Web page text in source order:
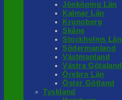
Jönköping Län
Kalmar Län
Kronoberg
Skåne
Stockholms Län
Södermanland
Västmanland
Västra Götaland
Örebro Län
Öster Götland
Tyskland